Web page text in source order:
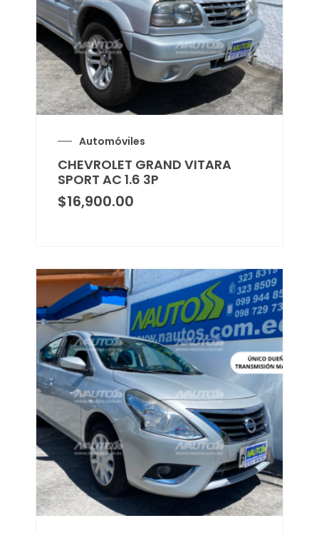
Automóviles
CHEVROLET GRAND VITARA
SPORT AC 1.6 3P
$16,900.00